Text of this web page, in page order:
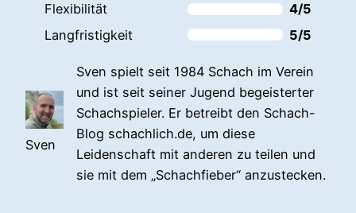
Flexibilität
4/5
Langfristigkeit
5/5
Sven
Sven spielt seit 1984 Schach im Verein
und ist seit seiner Jugend begeisterter
Schachspieler. Er betreibt den Schach-
Blog schachlich.de, um diese
Leidenschaft mit anderen zu teilen und
sie mit dem „Schachfieber“ anzustecken.